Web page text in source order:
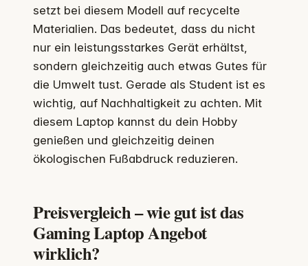
setzt bei diesem Modell auf recycelte
Materialien. Das bedeutet, dass du nicht
nur ein leistungsstarkes Gerät erhältst,
sondern gleichzeitig auch etwas Gutes für
die Umwelt tust. Gerade als Student ist es
wichtig, auf Nachhaltigkeit zu achten. Mit
diesem Laptop kannst du dein Hobby
genießen und gleichzeitig deinen
ökologischen Fußabdruck reduzieren.
Preisvergleich – wie gut ist das
Gaming Laptop Angebot
wirklich?